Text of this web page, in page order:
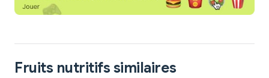
Fruits nutritifs similaires